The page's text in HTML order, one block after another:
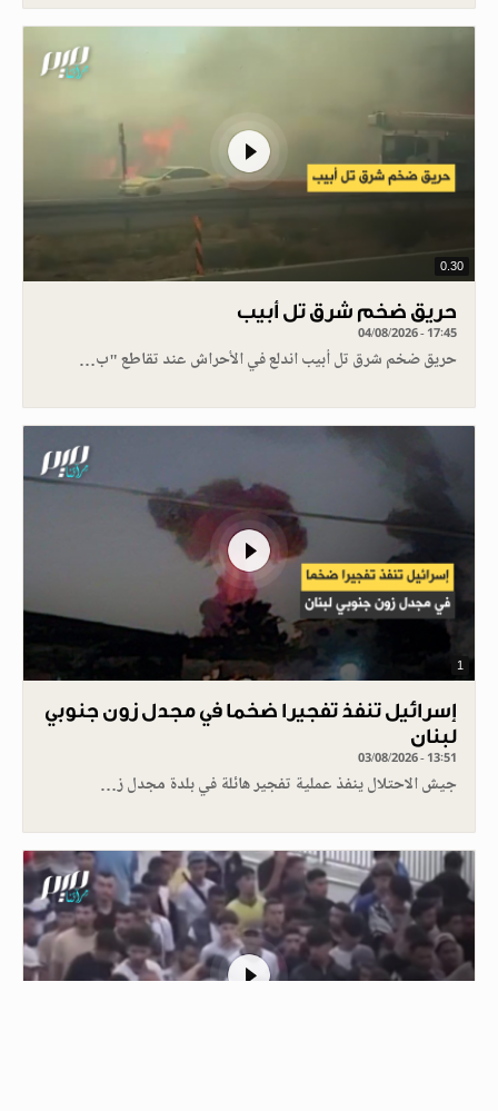
0.30
حريق ضخم شرق تل أبيب
04/08/2026 - 17:45
حريق ضخم شرق تل أبيب اندلع في الأحراش عند تقاطع "ب…
1
إسرائيل تنفذ تفجيرا ضخما في مجدل زون جنوبي
لبنان
03/08/2026 - 13:51
جيش الاحتلال ينفذ عملية تفجير هائلة في بلدة مجدل ز…